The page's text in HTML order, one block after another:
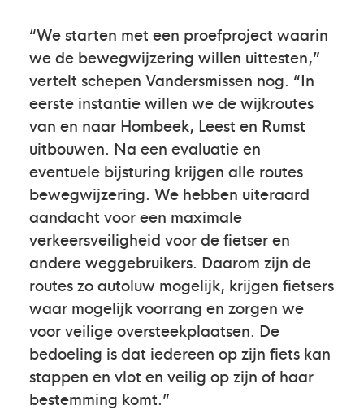
“We starten met een proefproject waarin
we de bewegwijzering willen uittesten,”
vertelt schepen Vandersmissen nog. “In
eerste instantie willen we de wijkroutes
van en naar Hombeek, Leest en Rumst
uitbouwen. Na een evaluatie en
eventuele bijsturing krijgen alle routes
bewegwijzering. We hebben uiteraard
aandacht voor een maximale
verkeersveiligheid voor de fietser en
andere weggebruikers. Daarom zijn de
routes zo autoluw mogelijk, krijgen fietsers
waar mogelijk voorrang en zorgen we
voor veilige oversteekplaatsen. De
bedoeling is dat iedereen op zijn fiets kan
stappen en vlot en veilig op zijn of haar
bestemming komt.”